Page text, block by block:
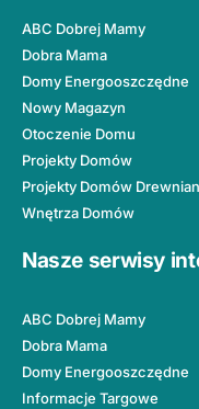
ABC Dobrej Mamy
Dobra Mama
Domy Energooszczędne
Nowy Magazyn
Otoczenie Domu
Projekty Domów
Projekty Domów
Wnętrza Domów
Nasze serwisy
ABC Dobrej Mamy
Dobra Mama
Domy Energooszczędne
Informacje Targowe